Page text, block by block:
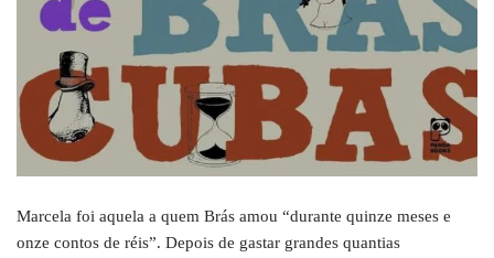
Marcela foi aquela a quem Brás amou “durante quinze meses e
onze contos de réis”. Depois de gastar grandes quantias